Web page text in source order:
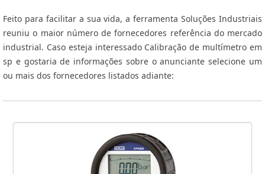
Feito para facilitar a sua vida, a ferramenta Soluções Industriais
reuniu o maior número de fornecedores referência do mercado
industrial. Caso esteja interessado Calibração de multímetro em
sp e gostaria de informações sobre o anunciante selecione um
ou mais dos fornecedores listados adiante: